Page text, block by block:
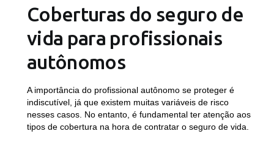
Coberturas do seguro de
vida para profissionais
autônomos
A importância do profissional autônomo se proteger é
indiscutível, já que existem muitas variáveis de risco
nesses casos. No entanto, é fundamental ter atenção aos
tipos de cobertura na hora de contratar o seguro de vida.